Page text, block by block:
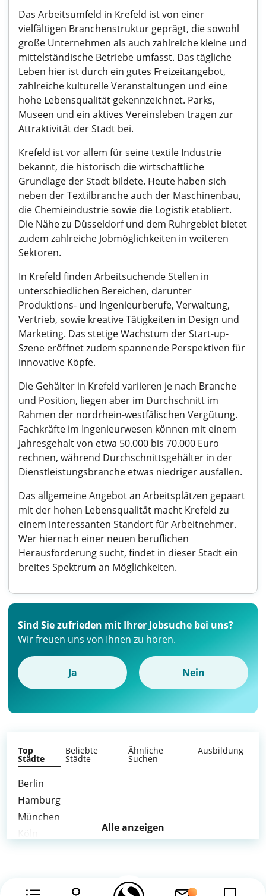
Das Arbeitsumfeld in Krefeld ist von einer
vielfältigen Branchenstruktur geprägt, die sowohl
große Unternehmen als auch zahlreiche kleine und
mittelständische Betriebe umfasst. Das tägliche
Leben hier ist durch ein gutes Freizeitangebot,
zahlreiche kulturelle Veranstaltungen und eine
hohe Lebensqualität gekennzeichnet. Parks,
Museen und ein aktives Vereinsleben tragen zur
Attraktivität der Stadt bei.
Krefeld ist vor allem für seine textile Industrie
bekannt, die historisch die wirtschaftliche
Grundlage der Stadt bildete. Heute haben sich
neben der Textilbranche auch der Maschinenbau,
die Chemieindustrie sowie die Logistik etabliert.
Die Nähe zu Düsseldorf und dem Ruhrgebiet bietet
zudem zahlreiche Jobmöglichkeiten in weiteren
Sektoren.
In Krefeld finden Arbeitsuchende Stellen in
unterschiedlichen Bereichen, darunter
Produktions- und Ingenieurberufe, Verwaltung,
Vertrieb, sowie kreative Tätigkeiten in Design und
Marketing. Das stetige Wachstum der Start-up-
Szene eröffnet zudem spannende Perspektiven für
innovative Köpfe.
Die Gehälter in Krefeld variieren je nach Branche
und Position, liegen aber im Durchschnitt im
Rahmen der nordrhein-westfälischen Vergütung.
Fachkräfte im Ingenieurwesen können mit einem
Jahresgehalt von etwa 50.000 bis 70.000 Euro
rechnen, während Durchschnittsgehälter in der
Dienstleistungsbranche etwas niedriger ausfallen.
Das allgemeine Angebot an Arbeitsplätzen gepaart
mit der hohen Lebensqualität macht Krefeld zu
einem interessanten Standort für Arbeitnehmer.
Wer hiernach einer neuen beruflichen
Herausforderung sucht, findet in dieser Stadt ein
breites Spektrum an Möglichkeiten.
Sind Sie zufrieden mit Ihrer Jobsuche bei uns?
Wir freuen uns von Ihnen zu hören.
Ja Nein
Top
Städte
Beliebte
Städte
Ähnliche
Suchen
Ausbildung
Berlin
Hamburg
München
Alle anzeigen